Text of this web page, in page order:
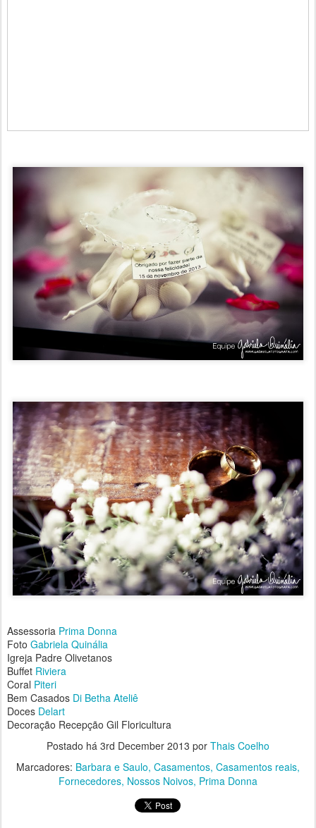
Assessoria Prima Donna
Foto Gabriela Quinália
Igreja Padre Olivetanos
Buffet Riviera
Coral Piteri
Bem Casados Di Betha Ateliê
Doces Delart
Decoração Recepção Gil Floricultura
Postado há 3rd December 2013 por Thais Coelho
Marcadores: Barbara e Saulo Casamentos Casamentos reais
Fornecedores Nossos Noivos Prima Donna